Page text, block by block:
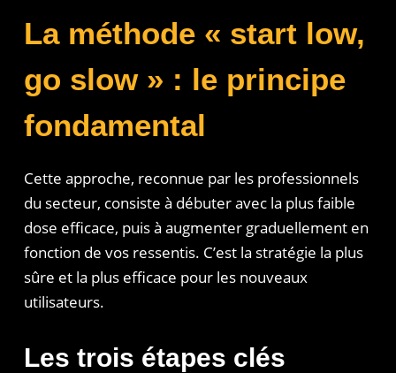
La méthode « start low,
go slow » : le principe
fondamental
Cette approche, reconnue par les professionnels
du secteur, consiste à débuter avec la plus faible
dose efficace, puis à augmenter graduellement en
fonction de vos ressentis. C’est la stratégie la plus
sûre et la plus efficace pour les nouveaux
utilisateurs.
Les trois étapes clés